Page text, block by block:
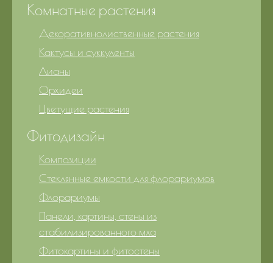
Комнатные растения
Декоративнолиственные растения
Кактусы и суккуленты
Лианы
Орхидеи
Цветущие растения
Фитодизайн
Композиции
Стеклянные емкости для флорариумов
Флорариумы
Панели, картины, стены из
стабилизированного мха
Фитокартины и фитостены